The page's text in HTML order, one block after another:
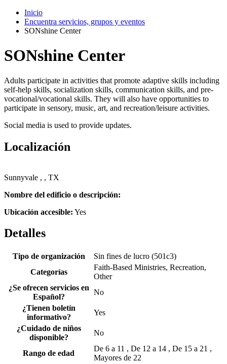
Inicio
Encuentra servicios, grupos y eventos
SONshine Center
SONshine Center
Adults participate in activities that promote adaptive skills including
self-help skills, socialization skills, communication skills, and pre-
vocational/vocational skills. They will also have opportunities to
participate in sensory, music, art, and recreation/leisure activities.
Social media is used to provide updates.
Localización
Sunnyvale , , TX
Nombre del edificio o descripción:
Ubicación accesible: Yes
Detalles
Tipo de organización
Sin fines de lucro (501c3)
Categorías
Faith-Based Ministries, Recreation,
Other
¿Se ofrecen servicios en
Español?
No
¿Tienen boletín
informativo?
Yes
¿Cuidado de niños
disponible?
No
Rango de edad
De 6 a 11 , De 12 a 14 , De 15 a 21 ,
Mayores de 22